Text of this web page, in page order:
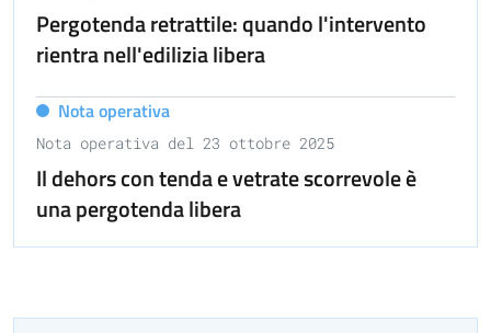
Pergotenda retrattile: quando l'intervento
rientra nell'edilizia libera
Nota operativa
Nota operativa del 23 ottobre 2025
Il dehors con tenda e vetrate scorrevole è
una pergotenda libera